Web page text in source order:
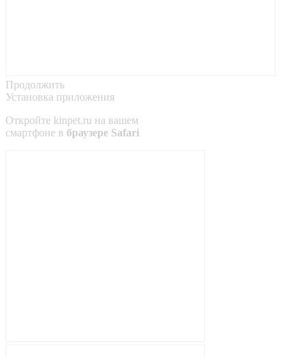
Продолжить
Установка приложения
Откройте kinpet.ru на вашем
смартфоне в браузере Safari